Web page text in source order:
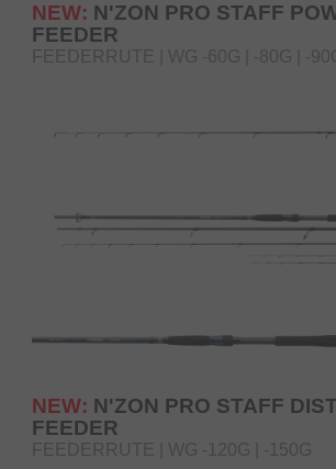
NEW: N'ZON PRO STAFF
FEEDER
FEEDERRUTE | WG -60G | -80G | -
NEW: N'ZON PRO STAFF
FEEDER
FEEDERRUTE | WG -120G | -150G